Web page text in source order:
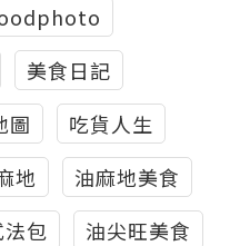
美食日記
圖
吃貨人生
地
油麻地美食
包
油尖旺美食